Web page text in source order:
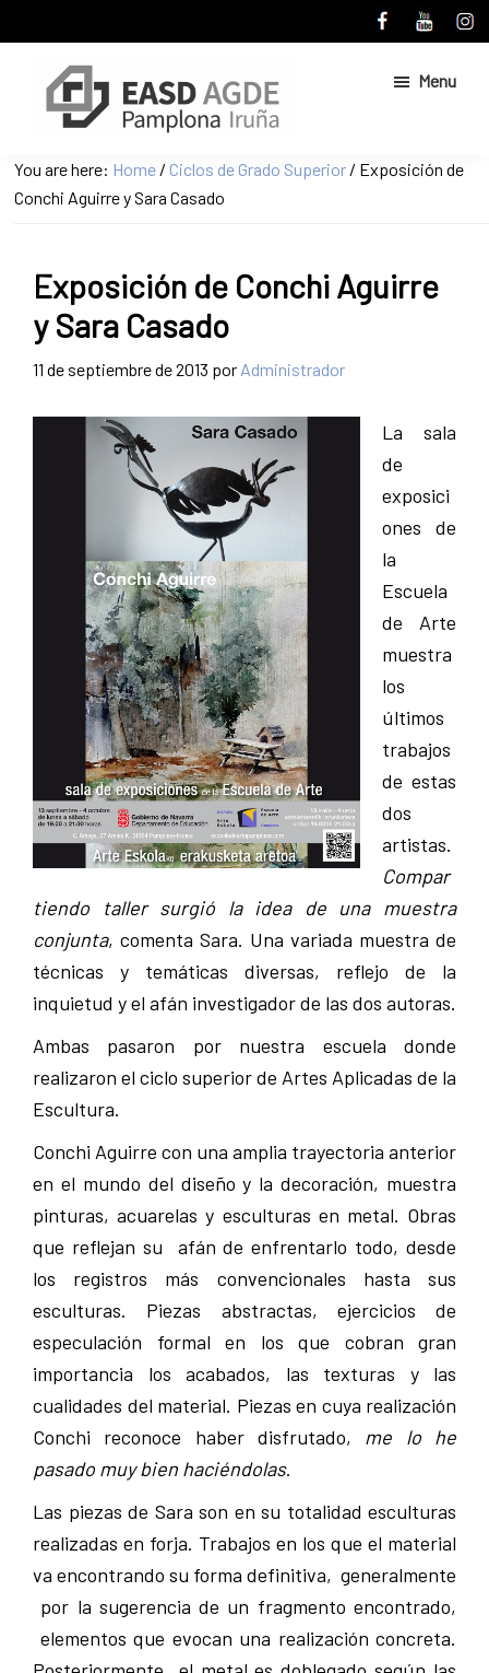
to
content
to
Escuela
de
Arte
de
Diseño
de
Pamplona
Sitio
web
Escuela
Arte
y
de
Menu
You are here: Home / Ciclos de Grado Superior / Exposición de
Conchi Aguirre y Sara Casado
Exposición de Conchi Aguirre
y Sara Casado
11 de septiembre de 2013 por Administrador
La sala
de
exposici
ones de
la
Escuela
de Arte
muestra
los
últimos
trabajos
de estas
dos
artistas.
Compar
tiendo taller surgió la idea de una muestra
conjunta, comenta Sara. Una variada muestra de
técnicas y temáticas diversas, reflejo de la
inquietud y el afán investigador de las dos autoras.
Ambas pasaron por nuestra escuela donde
realizaron el ciclo superior de Artes Aplicadas de la
Escultura.
Conchi Aguirre con una amplia trayectoria anterior
en el mundo del diseño y la decoración, muestra
pinturas, acuarelas y esculturas en metal. Obras
que reflejan su afán de enfrentarlo todo, desde
los registros más convencionales hasta sus
esculturas. Piezas abstractas, ejercicios de
especulación formal en los que cobran gran
importancia los acabados, las texturas y las
cualidades del material. Piezas en cuya realización
Conchi reconoce haber disfrutado, me lo he
pasado muy bien haciéndolas.
Las piezas de Sara son en su totalidad esculturas
realizadas en forja. Trabajos en los que el material
va encontrando su forma definitiva, generalmente
por la sugerencia de un fragmento encontrado,
elementos que evocan una realización concreta.